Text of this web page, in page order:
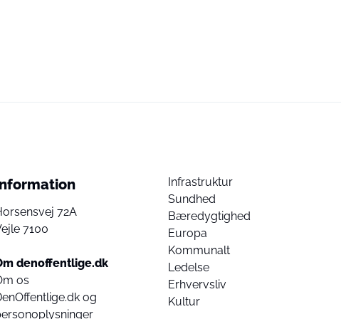
72A
7100
denoffentlige.dk
os
og
Infrastruktur
Sundhed
Bæredygtighed
Europa
Kommunalt
Ledelse
Erhvervsliv
Kultur